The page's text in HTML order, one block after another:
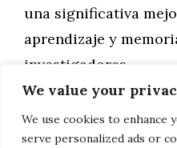
We value your
We use cookies to enhance
serve personalized ads or
una significativa
aprendizaje y
investigadores.
Categorías
Salud